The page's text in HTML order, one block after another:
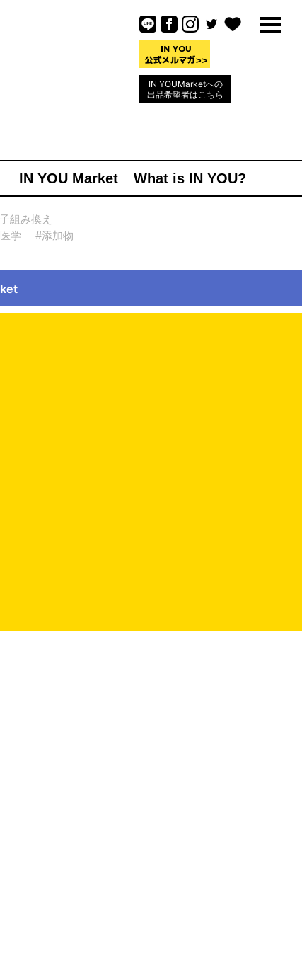
IN YOUMarketへの
出品希望者はこちら
IN YOU Market What is IN YOU?
組み換え
学
#添加物